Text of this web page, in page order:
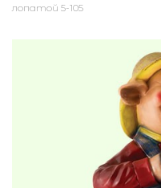
лопатой 5-105